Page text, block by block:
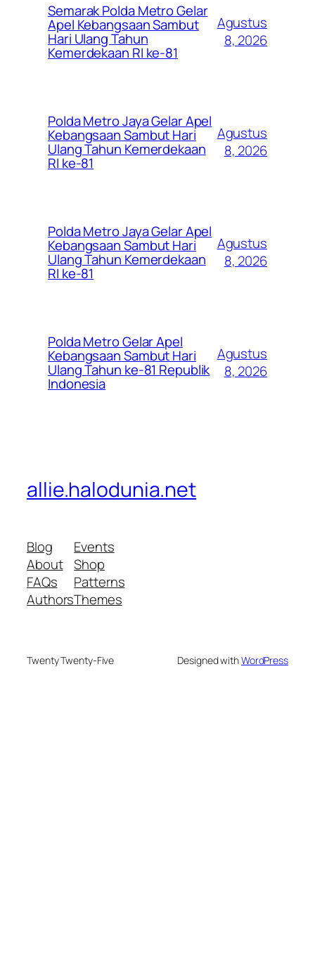
Semarak Polda Metro Gelar
Apel Kebangsaan Sambut
Hari Ulang Tahun
Kemerdekaan RI ke-81
Agustus
8, 2026
Polda Metro Jaya Gelar Apel
Kebangsaan Sambut Hari
Ulang Tahun Kemerdekaan
RI ke-81
Agustus
8, 2026
Polda Metro Jaya Gelar Apel
Kebangsaan Sambut Hari
Ulang Tahun Kemerdekaan
RI ke-81
Agustus
8, 2026
Polda Metro Gelar Apel
Kebangsaan Sambut Hari
Ulang Tahun ke-81 Republik
Indonesia
Agustus
8, 2026
allie.halodunia.net
Blog
About
FAQs
Authors
Events
Shop
Patterns
Themes
Twenty Twenty-Five Designed withWordPress